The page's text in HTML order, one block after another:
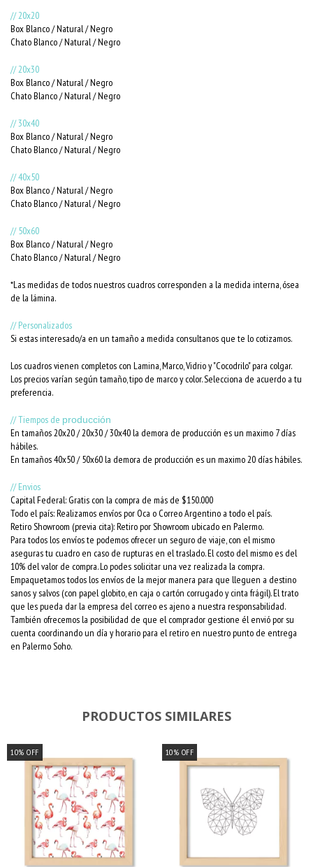
// 20x20
Box Blanco / Natural / Negro
Chato Blanco / Natural / Negro
// 20x30
Box Blanco / Natural / Negro
Chato Blanco / Natural / Negro
// 30x40
Box Blanco / Natural / Negro
Chato Blanco / Natural / Negro
// 40x50
Box Blanco / Natural / Negro
Chato Blanco / Natural / Negro
// 50x60
Box Blanco / Natural / Negro
Chato Blanco / Natural / Negro
*Las medidas de todos nuestros cuadros corresponden a la medida interna, ósea
de la lámina.
// Personalizados
Si estas interesado/a en un tamaño a medida consultanos que te lo cotizamos.
Los cuadros vienen completos con Lamina, Marco, Vidrio y "Cocodrilo" para colgar.
Los precios varían según tamaño, tipo de marco y color. Selecciona de acuerdo a tu
preferencia.
// Tiempos de producción
En tamaños 20x20 / 20x30 / 30x40 la demora de producción es un maximo 7 días
hábiles.
En tamaños 40x50 / 50x60 la demora de producción es un maximo 20 días hábiles.
// Envios
Capital Federal: Gratis con la compra de más de $150.000
Todo el país: Realizamos envíos por Oca o Correo Argentino a todo el país.
Retiro Showroom (previa cita): Retiro por Showroom ubicado en Palermo.
Para todos los envíos te podemos ofrecer un seguro de viaje, con el mismo
aseguras tu cuadro en caso de rupturas en el traslado. El costo del mismo es del
10% del valor de compra. Lo podes solicitar una vez realizada la compra.
Empaquetamos todos los envíos de la mejor manera para que lleguen a destino
sanos y salvos (con papel globito, en caja o cartón corrugado y cinta frágil). El trato
que les pueda dar la empresa del correo es ajeno a nuestra responsabilidad.
También ofrecemos la posibilidad de que el comprador gestione él envió por su
cuenta coordinando un día y horario para el retiro en nuestro punto de entrega
en Palermo Soho.
PRODUCTOS SIMILARES
10% OFF 10% OFF